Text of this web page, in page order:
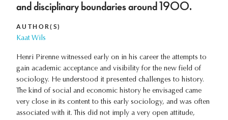
and disciplinary boundaries around 1900.
AUTHOR(S)
Kaat Wils
Henri Pirenne witnessed early on in his career the attempts to
gain academic acceptance and visibility for the new field of
sociology. He understood it presented challenges to history.
The kind of social and economic history he envisaged came
very close in its content to this early sociology, and was often
associated with it. This did not imply a very open attitude,